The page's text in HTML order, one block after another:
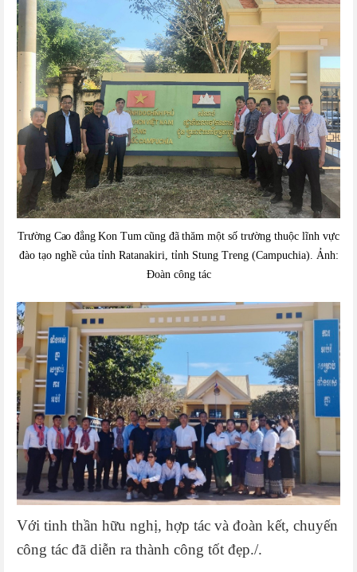
Trường Cao đẳng Kon Tum cũng đãthăm một số trường thuộc lĩnh vực
đào tạo nghề của tỉnhRatanakiri, tỉnhStung Treng (Campuchia). Ảnh:
Đoàn công tác
Với tinh thần hữu nghị, hợp tác và đoàn kết, chuyến
công tác đã diễn ra thành công tốt đẹp./.